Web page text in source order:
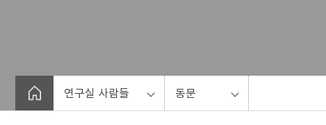
연구실 사람들 동문